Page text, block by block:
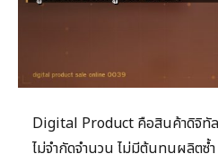
Digital Product คือสินค้าดิจิทัล
ไม่จำกัดจำนวน ไม่มีต้นทุนผลิตซ้